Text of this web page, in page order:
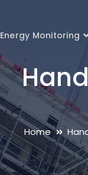
Energy Monitoring
Home